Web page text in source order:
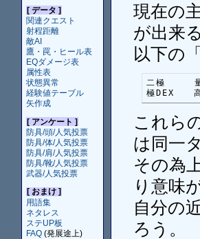
[ データ ]
関連クエスト
射程距離
敵AI
鷹・罠・ヒール表
EQダメージ表
属性表
状態異常
経験値テーブル
矢作成
[ アンケート ]
防具/頭/人気投票
防具/体/人気投票
防具/肩/人気投票
防具/靴/人気投票
武器/人気投票
[ おまけ ]
用語集
ネタレス
ステUP板
FAQ(発展途上)
現在の
が出来る
以下の
二極　　　
極DEX　　
これら
は同一
その為
り意味
自分の
ろう。